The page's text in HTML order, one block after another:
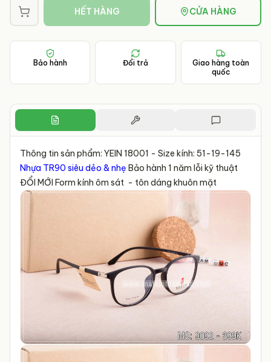
HẾT HÀNG CỬA HÀNG
Bảo hành Đổi trả
Giao hàng toàn
quốc
Thông tin sản phẩm: YEIN 18001 - Size kính: 51-19-145
Nhựa TR90 siêu dẻo & nhẹ
ĐỔI MỚI Form kính ôm sát - tôn dáng khuôn mặt